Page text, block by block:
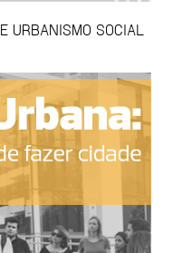
URBANISMO SOCIAL